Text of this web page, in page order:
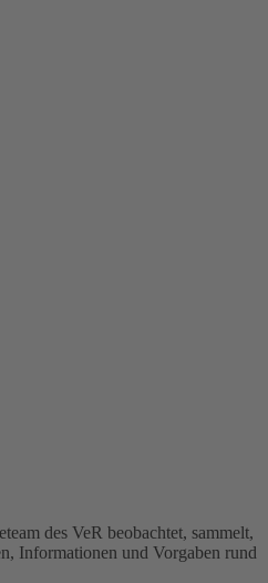
des VeR beobachtet, sammelt,
Informationen und Vorgaben rund